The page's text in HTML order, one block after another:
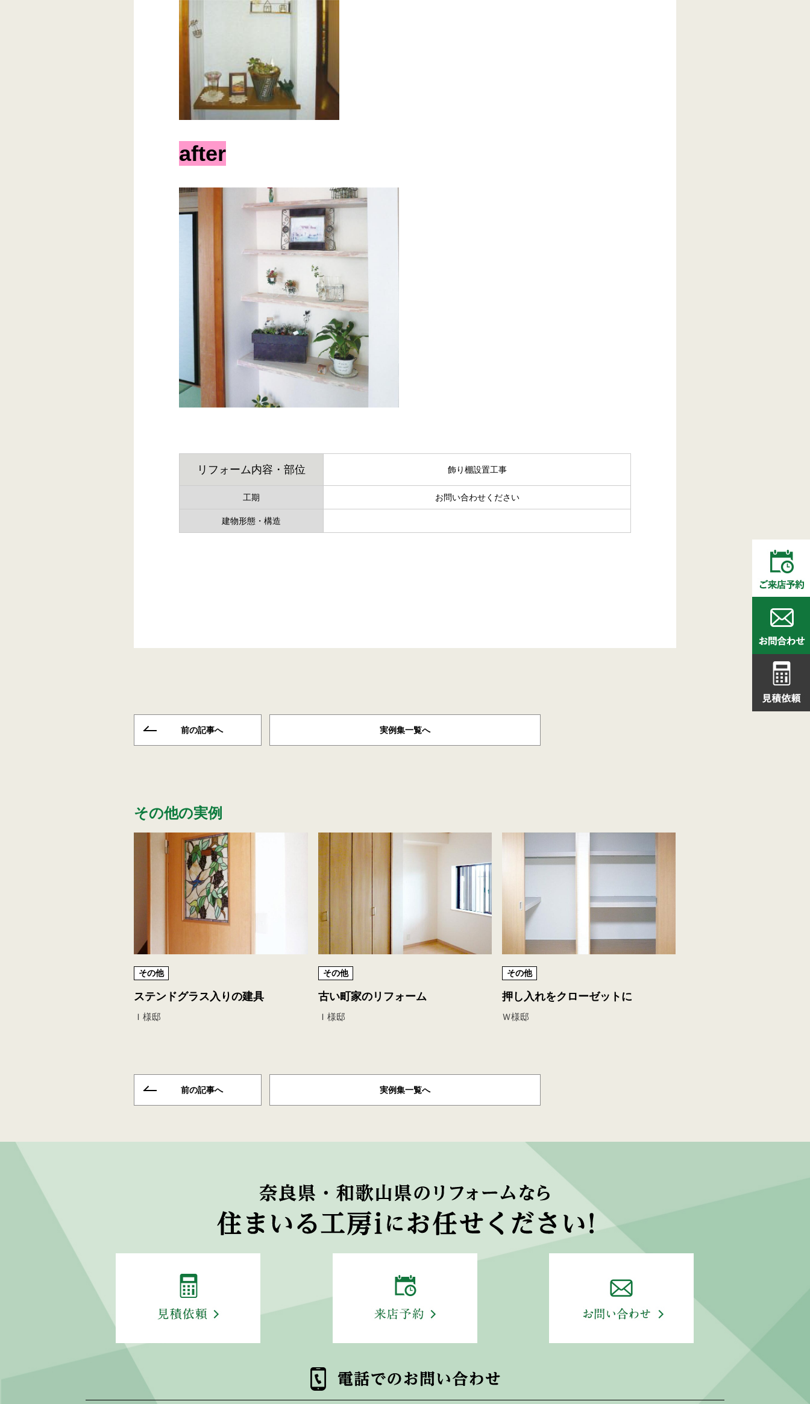
after
リフォーム内容・部位 飾り棚設置工事
工期 お問い合わせください
建物形態・構造
前の記事へ 実例集一覧へ
その他の実例
その他
ステンドグラス入りの建具
Ｉ様邸
その他
古い町家のリフォーム
Ｉ様邸
その他
押し入れをクローゼットに
Ｗ様邸
前の記事へ 実例集一覧へ